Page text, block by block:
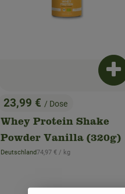
, Preis:
23,99 € / Dose
Whey Protein Shake
Powder Vanilla (320g)
, Herkunft:
Deutschland, Referenzpreis:
74,97 € / kg